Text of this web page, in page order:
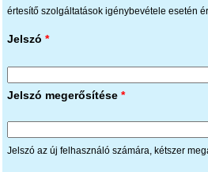
értesítő szolgáltatások igénybevétele esetén
Jelszó *
Jelszó megerősítése *
Jelszó az új felhasználó számára, kétszer